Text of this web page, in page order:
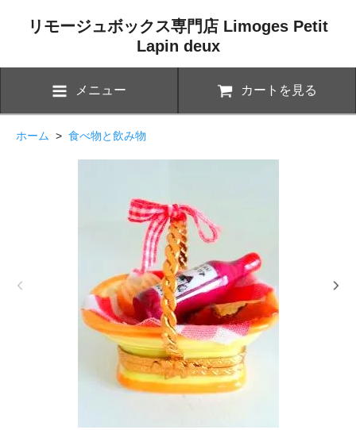
リモージュボックス専門店 Limoges Petit
Lapin deux
メニュー カートを見る
ホーム > 食べ物と飲み物